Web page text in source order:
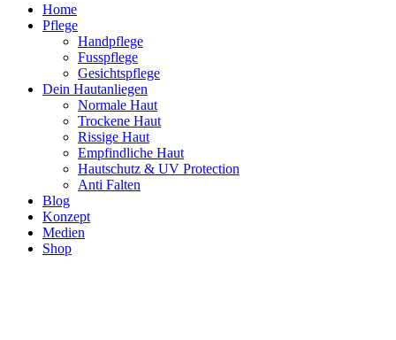
Home
Pflege
Handpflege
Fusspflege
Gesichtspflege
Dein Hautanliegen
Normale Haut
Trockene Haut
Rissige Haut
Empfindliche Haut
Hautschutz & UV Protection
Anti Falten
Blog
Konzept
Medien
Shop